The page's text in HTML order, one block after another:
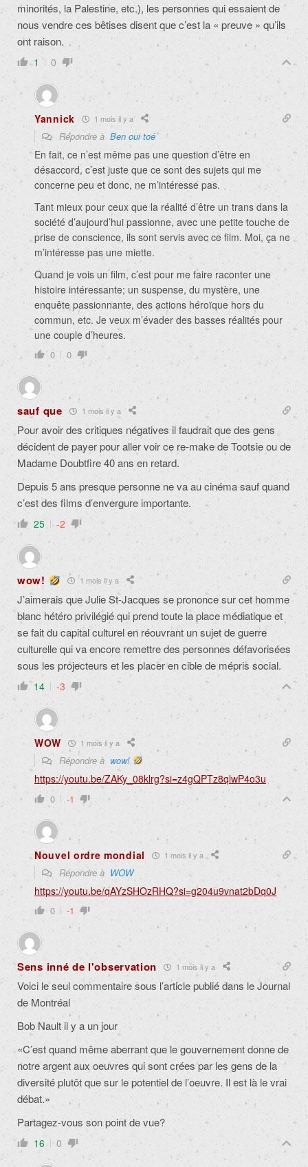
minorités, la Palestine, etc.), les personnes qui essaient de
nous vendre ces bêtises disent que c’est la « preuve » qu’ils
ont raison.
1 0
Yannick 1 mois il y a
Répondre à Ben oui toé
En fait, ce n’est même pas une question d’être en
désaccord, c’est juste que ce sont des sujets qui me
concerne peu et donc, ne m’intéresse pas.
Tant mieux pour ceux que la réalité d’être un trans dans la
société d’aujourd’hui passionne, avec une petite touche de
prise de conscience, ils sont servis avec ce film. Moi, ça ne
m’intéresse pas une miette.
Quand je vois un film, c’est pour me faire raconter une
histoire intéressante; un suspense, du mystère, une
enquête passionnante, des actions héroïque hors du
commun, etc. Je veux m’évader des basses réalités pour
une couple d’heures.
0 0
sauf que 1 mois il y a
Pour avoir des critiques négatives il faudrait que des gens
décident de payer pour aller voir ce re-make de Tootsie ou de
Madame Doubtfire 40 ans en retard.
Depuis 5 ans presque personne ne va au cinéma sauf quand
c’est des films d’envergure importante.
25 -2
wow! 1 mois il y a
J’aimerais que Julie St-Jacques se prononce sur cet homme
blanc hétéro privilégié qui prend toute la place médiatique et
se fait du capital culturel en réouvrant un sujet de guerre
culturelle qui va encore remettre des personnes défavorisées
sous les projecteurs et les placer en cible de mépris social.
14 -3
WOW 1 mois il y a
Répondre à wow!
https://youtu.be/ZAKy_08klrg?si=z4gQPTz8qlwP4o3u
0 -1
Nouvel ordre mondial 1 mois il y a
Répondre à WOW
https://youtu.be/qAYzSHOzRHQ?si=g204u9vnat2bDq0J
0 -1
Sens inné de l'observation 1 mois il y a
Voici le seul commentaire sous l’article publié dans le Journal
de Montréal
Bob Nault il y a un jour
«C’est quand même aberrant que le gouvernement donne de
notre argent aux oeuvres qui sont crées par les gens de la
diversité plutôt que sur le potentiel de l’oeuvre. Il est là le vrai
débat.»
Partagez-vous son point de vue?
16 0